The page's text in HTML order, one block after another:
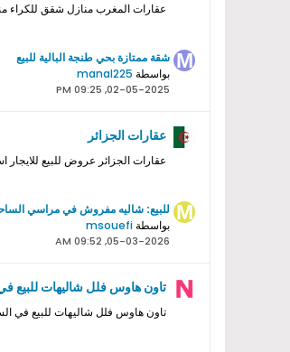
عقارات المغرب منازل شقق للكراء
شقة ممتازة بحي طنجة البالية للبيع
بواسطة manal225
02-05-2025, 09:25 PM
عقارات الجزائر
عقارات الجزائر عروض للبيع
للبيع: شاليه مفروش في مراسي
بواسطةmsouefi
05-03-2026, 09:52 AM
تاون هاوس فلل شاليهات للبيع
تاون هاوس فلل شاليهات للبيع في